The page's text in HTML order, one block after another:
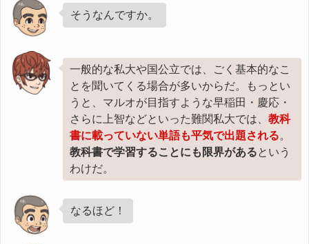
そうなんですか。
一般的な私大や国公立では、ごく基本的なこ
とを聞いてくる場合が多いからだ。もっとい
うと、マルオが目指すような早稲田・慶応・
さらに上智などといった難関私大では、 教科
書に載っていない単語も平気で出題される。
教科書で学習することにも限界があるという
わけだ。
なるほど！